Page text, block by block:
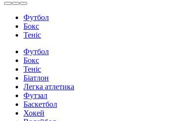
Футбол
Бокс
Теніс
Футбол
Бокс
Теніс
Біатлон
Легка атлетика
Футзал
Баскетбол
Хокей